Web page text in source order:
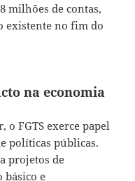
milhões de contas,
existente no fim do
na economia
FGTS exerce papel
políticas públicas.
projetos de
básico e